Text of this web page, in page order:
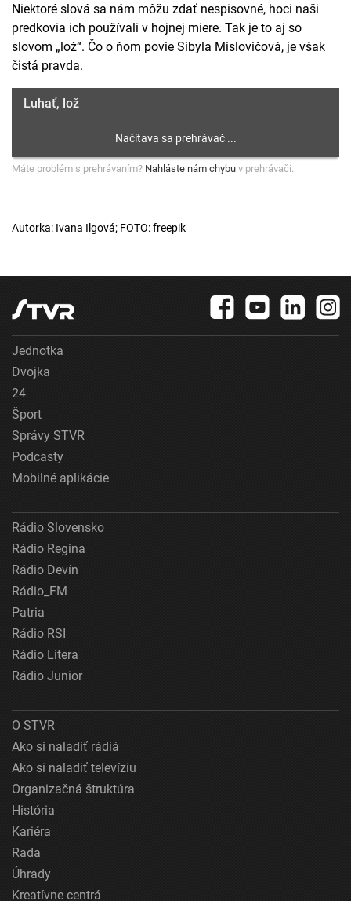
Niektoré slová sa nám môžu zdať nespisovné, hoci naši
predkovia ich používali v hojnej miere. Tak je to aj so
slovom „lož“. Čo o ňom povie Sibyla Mislovičová, je však
čistá pravda.
Luhať, lož
Máte problém s prehrávaním? Nahláste nám chybu v prehrávači.
Autorka: Ivana Ilgová; FOTO: freepik
Jednotka
Dvojka
24
Šport
Správy STVR
Podcasty
Mobilné aplikácie
Rádio Slovensko
Rádio Regina
Rádio Devín
Rádio_FM
Patria
Rádio RSI
Rádio Litera
Rádio Junior
O STVR
Ako si naladiť rádiá
Ako si naladiť televíziu
Organizačná štruktúra
História
Kariéra
Rada
Úhrady
Kreatívne centrá